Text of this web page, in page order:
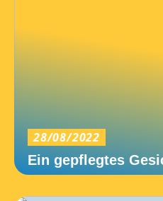
28/08/2022
Ein gepflegtes